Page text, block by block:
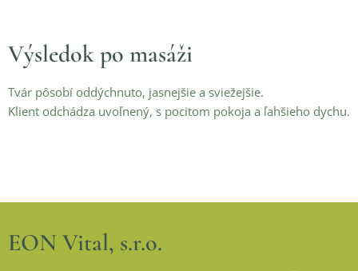
Výsledok po masáži
Tvár pôsobí oddýchnuto, jasnejšie a sviežejšie.
Klient odchádza uvoľnený, s pocitom pokoja a ľahšieho dychu.
EON Vital, s.r.o.